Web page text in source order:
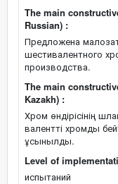
The main
Russian) :
Предложена
шестивалентного
производства.
The main
Kazakh) :
Хром өндірісінің
валентті хромды
ұсынылды.
Level of
испытаний